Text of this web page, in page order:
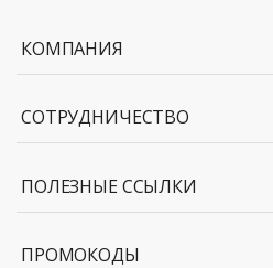
КОМПАНИЯ
СОТРУДНИЧЕСТВО
ПОЛЕЗНЫЕ ССЫЛКИ
ПРОМОКОДЫ